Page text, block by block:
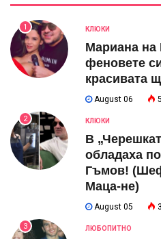
1 КЛЮКИ
Мариана на
феновете
красивата
August 06
2 КЛЮКИ
В
обладаха
Гъмов!
Маца-не)
August 05
3 ЛЮБОПИТНО